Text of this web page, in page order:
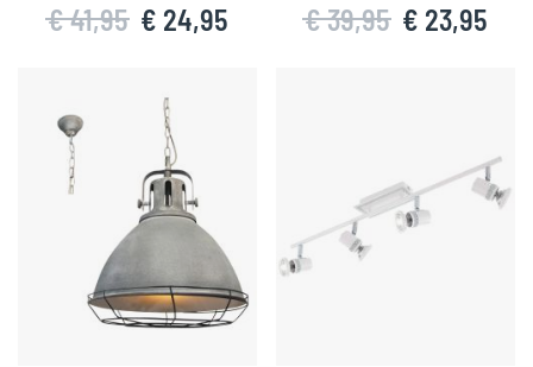
€ 24,95
€ 41,95 € 23,95
€ 39,95